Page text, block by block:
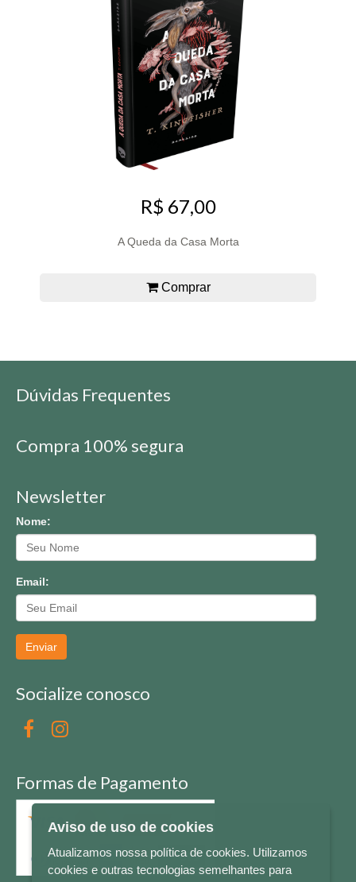
R$ 67,00
A Queda da Casa Morta
Comprar
Dúvidas Frequentes
Compra 100% segura
Newsletter
Nome:
Email:
Enviar
Socialize conosco
Formas de Pagamento
Aviso de uso de cookies
Atualizamos nossa política de cookies. Utilizamos
cookies e outras tecnologias semelhantes para